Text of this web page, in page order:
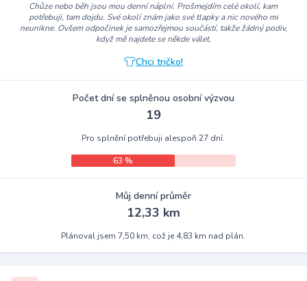
Chůze nebo běh jsou mou denní náplní. Prošmejdím celé okolí, kam
potřebuji, tam dojdu. Své okolí znám jako své tlapky a nic nového mi
neunikne. Ovšem odpočinek je samozřejmou součástí, takže žádný podiv,
když mě najdete se někde válet.
Chci tričko!
Počet dní se splněnou osobní výzvou
19
Pro splnění potřebuji alespoň 27 dní.
63 %
Můj denní průměr
12,33 km
Plánoval jsem 7,50 km, což je 4,83 km nad plán.